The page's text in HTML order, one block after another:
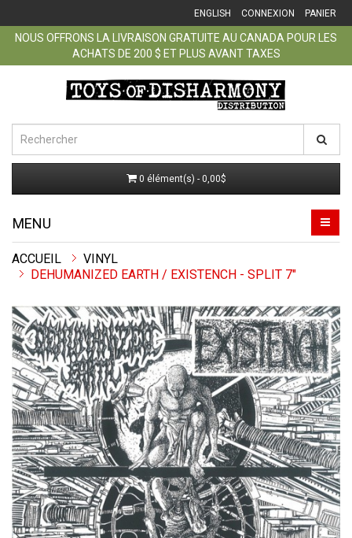
ENGLISH CONNEXION PANIER
NOUS OFFRONS LA LIVRAISON GRATUITE AU CANADA POUR LES
ACHATS DE 200 $ ET PLUS AVANT TAXES
0 élément(s) - 0,00$
MENU
ACCUEIL
VINYL
DEHUMANIZED EARTH / EXISTENCH - SPLIT 7"